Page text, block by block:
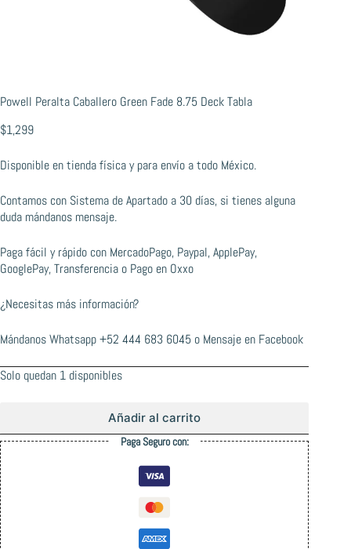
Powell Peralta Caballero Green Fade 8.75 Deck Tabla
$1,299
Disponible en tienda física y para envío a todo México.
Contamos con Sistema de Apartado a 30 días, si tienes alguna
duda mándanos mensaje.
Paga fácil y rápido con MercadoPago, Paypal, ApplePay,
GooglePay, Transferencia o Pago en Oxxo
¿Necesitas más información?
Mándanos Whatsapp+52 444 683 6045 o Mensaje en Facebook
Solo quedan 1 disponibles
Añadir al carrito
Paga Seguro con: